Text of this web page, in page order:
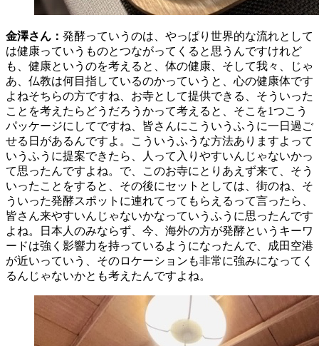
金澤さん： 発酵っていうのは、やっぱり世界的な流れとして
は健康っていうものとつながってくると思うんですけれど
も、健康というのを考えると、体の健康、そして我々、じゃ
あ、仏教は何目指しているのかっていうと、心の健康体です
よねそちらの方ですね、お寺として提供できる、そういった
ことを考えたらどうだろうかって考えると、そこを1つこう
パッケージにしてですね、皆さんにこういうふうに一日過ご
せる日があるんですよ。こういうふうな方法ありますよって
いうふうに提案できたら、人って入りやすいんじゃないかっ
て思ったんですよね。で、このお寺にとりあえず来て、そう
いったことをすると、その後にセットとしては、街のね、そ
ういった発酵スポットに連れてってもらえるって言ったら、
皆さん来やすいんじゃないかなっていうふうに思ったんです
よね。日本人のみならず、今、海外の方が発酵というキーワ
ードは強く影響力を持っているようになったんで、成田空港
が近いっていう、そのロケーションも非常に強みになってく
るんじゃないかとも考えたんですよね。